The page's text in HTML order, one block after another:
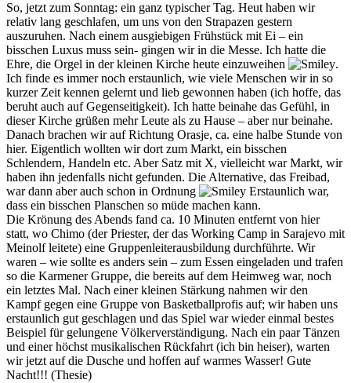
So, jetzt zum Sonntag: ein ganz typischer Tag. Heut haben wir
relativ lang geschlafen, um uns von den Strapazen gestern
auszuruhen. Nach einem ausgiebigen Frühstück mit Ei – ein
bisschen Luxus muss sein- gingen wir in die Messe. Ich hatte die
Ehre, die Orgel in der kleinen Kirche heute einzuweihen
.
Ich finde es immer noch erstaunlich, wie viele Menschen wir in so
kurzer Zeit kennen gelernt und lieb gewonnen haben (ich hoffe, das
beruht auch auf Gegenseitigkeit). Ich hatte beinahe das Gefühl, in
dieser Kirche grüßen mehr Leute als zu Hause – aber nur beinahe.
Danach brachen wir auf Richtung Orasje, ca. eine halbe Stunde von
hier. Eigentlich wollten wir dort zum Markt, ein bisschen
Schlendern, Handeln etc. Aber Satz mit X, vielleicht war Markt, wir
haben ihn jedenfalls nicht gefunden. Die Alternative, das Freibad,
war dann aber auch schon in Ordnung
Erstaunlich war,
dass ein bisschen Planschen so müde machen kann.
Die Krönung des Abends fand ca. 10 Minuten entfernt von hier
statt, wo Chimo (der Priester, der das Working Camp in Sarajevo mit
Meinolf leitete) eine Gruppenleiterausbildung durchführte. Wir
waren – wie sollte es anders sein – zum Essen eingeladen und trafen
so die Karmener Gruppe, die bereits auf dem Heimweg war, noch
ein letztes Mal. Nach einer kleinen Stärkung nahmen wir den
Kampf gegen eine Gruppe von Basketballprofis auf; wir haben uns
erstaunlich gut geschlagen und das Spiel war wieder einmal bestes
Beispiel für gelungene Völkerverständigung. Nach ein paar Tänzen
und einer höchst musikalischen Rückfahrt (ich bin heiser), warten
wir jetzt auf die Dusche und hoffen auf warmes Wasser! Gute
Nacht!!! (Thesie)